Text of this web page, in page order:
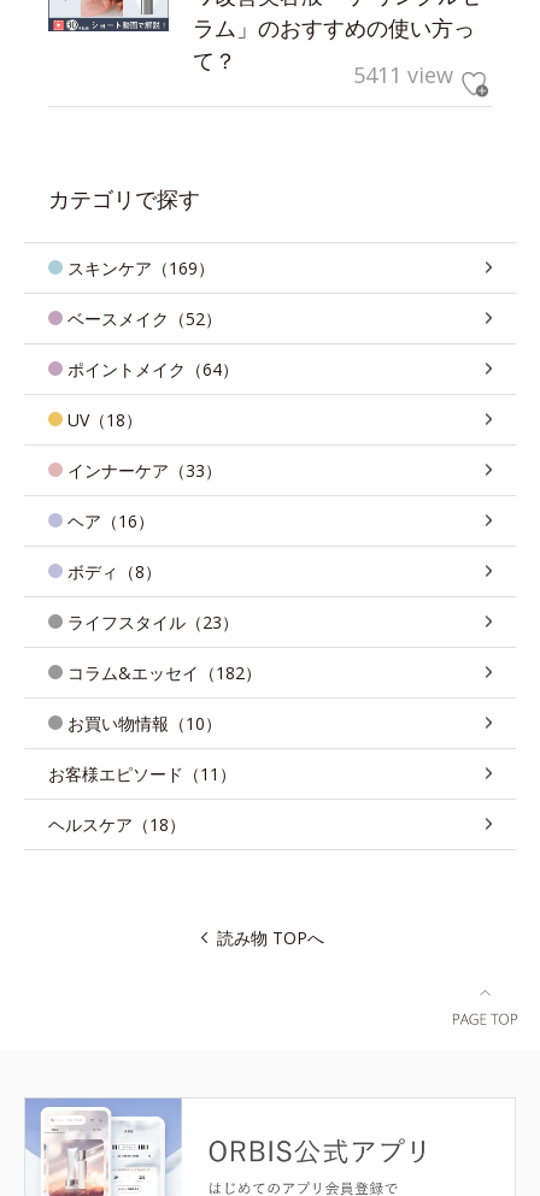
ラム」のおすすめの使い方っ
て？
5411 view
カテゴリで探す
スキンケア（169）
ベースメイク（52）
ポイントメイク（64）
UV（18）
インナーケア（33）
ヘア（16）
ボディ（8）
ライフスタイル（23）
コラム&エッセイ（182）
お買い物情報（10）
お客様エピソード（11）
ヘルスケア（18）
読み物 TOPへ